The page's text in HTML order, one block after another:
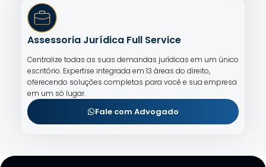
Assessoria Jurídica Full Service
Centralize todas as suas demandas jurídicas em um único
escritório. Expertise integrada em 13 áreas do direito,
oferecendo soluções completas para você e sua empresa
em um só lugar.
Fale com Advogado